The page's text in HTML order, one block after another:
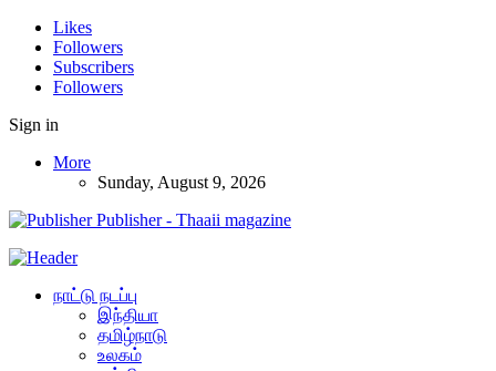
Likes
Followers
Subscribers
Followers
Sign in
More
Sunday, August 9, 2026
Publisher - Thaaii magazine
நாட்டு நடப்பு
இந்தியா
தமிழ்நாடு
உலகம்